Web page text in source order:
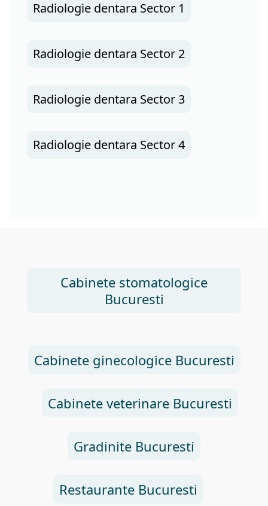
Radiologie dentara Sector 1
Radiologie dentara Sector 2
Radiologie dentara Sector 3
Radiologie dentara Sector 4
Cabinete stomatologice
Bucuresti
Cabinete ginecologice Bucuresti
Cabinete veterinare Bucuresti
Gradinite Bucuresti
Restaurante Bucuresti